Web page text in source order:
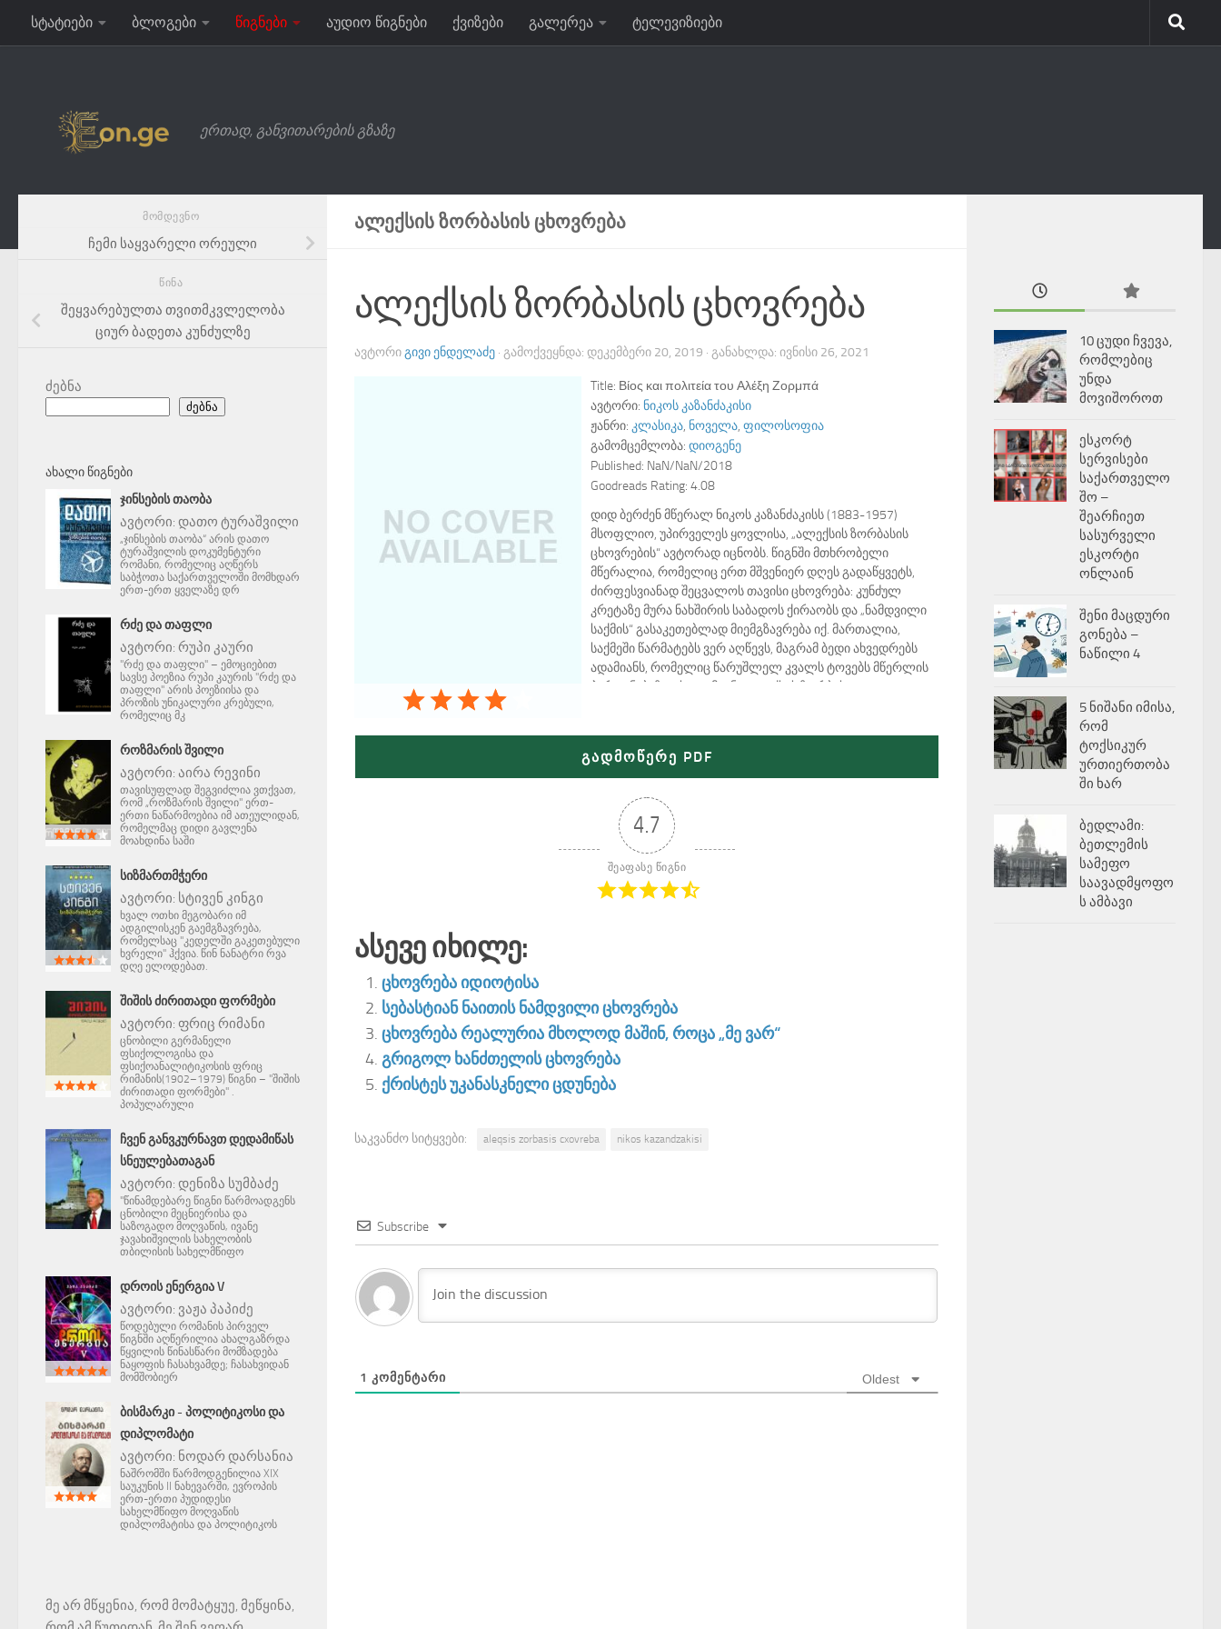
Skip to content
სტატიები ბლოგები წიგნები აუდიო წიგნები ქვიზები გალერეა ტელევიზიები
ერთად, განვითარების გზაზე
ᲐᲚᲔᲥᲡᲘᲡ ᲖᲝᲠᲑᲐᲡᲘᲡ ᲪᲮᲝᲕᲠᲔᲑᲐ
ალექსის ზორბასის ცხოვრება
ᲐᲕᲢᲝᲠᲘᲒᲘᲕᲘ ᲔᲜᲓᲔᲚᲐᲫᲔ · ᲒᲐᲛᲝᲥᲕᲔᲧᲜᲓᲐ: ᲓᲔᲙᲔᲛᲑᲔᲠᲘ 20, 2019 · ᲒᲐᲜᲐᲮᲚᲓᲐ: ᲘᲕᲜᲘᲡᲘ 26, 2021
Title: Βίος και πολιτεία του Αλέξη Ζορμπά
ავტორი: ნიკოს კაზანძაკისი
ჟანრი: კლასიკა, ნოველა, ფილოსოფია
გამომცემლობა: დიოგენე
Published: NaN/NaN/2018
Goodreads Rating: 4.08
დიდ ბერძენ მწერალ ნიკოს კაზანძაკისს (1883-1957)
მსოფლიო, უპირველეს ყოვლისა, „ალექსის ზორბასის
ცხოვრების“ ავტორად იცნობს. წიგნში მთხრობელი
მწერალია, რომელიც ერთ მშვენიერ დღეს გადაწყვეტს,
ძირფესვიანად შეცვალოს თავისი ცხოვრება: კუნძულ
კრეტაზე მურა ნახშირის საბადოს ქირაობს და „ნამდვილი
საქმის“ გასაკეთებლად მიემგზავრება იქ. მართალია,
საქმეში წარმატებს ვერ აღწევს, მაგრამ ბედი ახვედრებს
ადამიანს, რომელიც წარუშლელ კვალს ტოვებს მწერლის
პიროვნებაზე. ეს ადამიანი ალექსის ზორბასია - კაცი
გადმოწერე PDF
4.7
შეაფასე წიგნი
Ასევე Იხილე:
ცხოვრება იდიოტისა
სებასტიან ნაითის ნამდვილი ცხოვრება
ცხოვრება რეალურია მხოლოდ მაშინ, როცა „მე ვარ“
გრიგოლ ხანძთელის ცხოვრება
ქრისტეს უკანასკნელი ცდუნება
საკვანძო სიტყვები: aleqsis zorbasis cxovreba nikos kazandzakisi
Subscribe
1 ᲙᲝᲛᲔᲜᲢᲐᲠᲘ Oldest
ᲛᲝᲛᲓᲔᲕᲜᲝ
ჩემი საყვარელი ორეული
ᲬᲘᲜᲐ
შეყვარებულთა თვითმკვლელობა
ციურ ბადეთა კუნძულზე
ძებნა
ძებნა
ᲐᲮᲐᲚᲘ ᲬᲘᲒᲜᲔᲑᲘ
ᲯᲘᲜᲡᲔᲑᲘᲡ ᲗᲐᲝᲑᲐ
ავტორი: დათო ტურაშვილი
„ჯინსების თაობა“ არის დათო
ტურაშვილის დოკუმენტური
რომანი, რომელიც აღწერს
საბჭოთა საქართველოში მომხდარ
ერთ-ერთ ყველაზე დრ
ᲠᲫᲔ ᲓᲐ ᲗᲐᲤᲚᲘ
ავტორი: რუპი კაური
"რძე და თაფლი" – ემოციებით
სავსე პოეზია რუპი კაურის "რძე და
თაფლი" არის პოეზიისა და
პროზის უნიკალური კრებული,
რომელიც მკ
ᲠᲝᲖᲛᲐᲠᲘᲡ ᲨᲕᲘᲚᲘ
ავტორი: აირა რევინი
თავისუფლად შეგვიძლია ვთქვათ,
რომ „როზმარის შვილი" ერთ-
ერთი ნაწარმოებია იმ ათეულიდან,
რომელმაც დიდი გავლენა
მოახდინა საში
ᲡᲘᲖᲛᲐᲠᲗᲛᲭᲔᲠᲘ
ავტორი: სტივენ კინგი
ხვალ ოთხი მეგობარი იმ
ადგილისკენ გაემგზავრება,
რომელსაც "კედელში გაკეთებული
ხვრელი" ჰქვია. წინ ნანატრი რვა
დღე ელოდებათ.
ᲨᲘᲨᲘᲡ ᲫᲘᲠᲘᲗᲐᲓᲘ ᲤᲝᲠᲛᲔᲑᲘ
ავტორი: ფრიც რიმანი
ცნობილი გერმანელი
ფსიქოლოგისა და
ფსიქოანალიტიკოსის ფრიც
რიმანის(1902–1979) წიგნი – "შიშის
ძირითადი ფორმები" .
პოპულარული
ᲩᲕᲔᲜ ᲒᲐᲜᲕᲙᲣᲠᲜᲐᲕᲗ ᲓᲔᲓᲐᲛᲘᲬᲐᲡ
ᲡᲜᲔᲣᲚᲔᲑᲐᲗᲐᲒᲐᲜ
ავტორი: დენიზა სუმბაძე
"წინამდებარე წიგნი წარმოადგენს
ცნობილი მეცნიერისა და
საზოგადო მოღვაწის, ივანე
ჯავახიშვილის სახელობის
თბილისის სახელმწიფო
ᲓᲠᲝᲘᲡ ᲔᲜᲔᲠᲒᲘᲐ V
ავტორი: ვაჟა პაპიძე
წოდებული რომანის პირველ
წიგნში აღწერილია ახალგაზრდა
წყვილის წინასწარი მომზადება
ნაყოფის ჩასახვამდე; ჩასახვიდან
მომშობიერ
ᲑᲘᲡᲛᲐᲠᲙᲘ - ᲞᲝᲚᲘᲢᲘᲙᲝᲡᲘ ᲓᲐ
ᲓᲘᲞᲚᲝᲛᲐᲢᲘ
ავტორი: ნოდარ დარსანია
ნაშრომში წარმოდგენილია XIX
საუკუნის II ნახევარში, ევროპის
ერთ-ერთი პუდიდესი
სახელმწიფო მოღვაწის
დიპლომატისა და პოლიტიკოს
მე არ მწყენია, რომ მომატყუე, მეწყინა,
10 ცუდი ჩვევა,
რომლებიც
უნდა
მოვიშოროთ
ესკორტ
სერვისები
საქართველო
შო –
შეარჩიეთ
სასურველი
ესკორტი
ონლაინ
შენი მაცდური
გონება –
ნაწილი 4
5 ნიშანი იმისა,
რომ
ტოქსიკურ
ურთიერთობა
ში ხარ
ბედლამი:
ბეთლემის
სამეფო
საავადმყოფო
ს ამბავი